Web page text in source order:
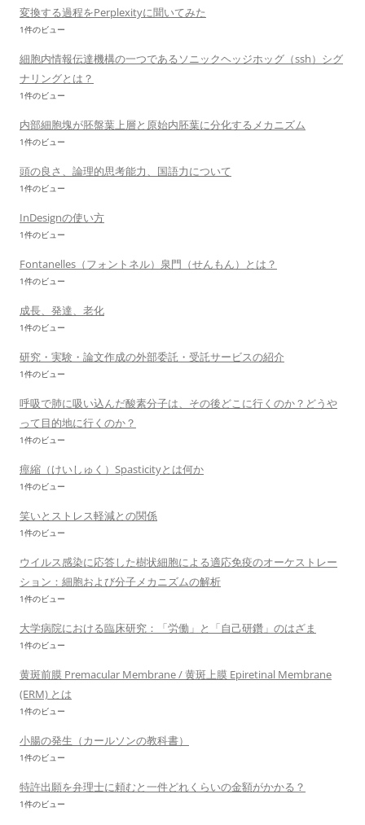
変換する過程をPerplexityに聞いてみた
1件のビュー
細胞内情報伝達機構の一つであるソニックヘッジホッグ（ssh）シグ
ナリングとは？
1件のビュー
内部細胞塊が胚盤葉上層と原始内胚葉に分化するメカニズム
1件のビュー
頭の良さ、論理的思考能力、国語力について
1件のビュー
InDesignの使い方
1件のビュー
Fontanelles（フォントネル）泉門（せんもん）とは？
1件のビュー
成長、発達、老化
1件のビュー
研究・実験・論文作成の外部委託・受託サービスの紹介
1件のビュー
呼吸で肺に吸い込んだ酸素分子は、その後どこに行くのか？どうや
って目的地に行くのか？
1件のビュー
痙縮（けいしゅく）Spasticityとは何か
1件のビュー
笑いとストレス軽減との関係
1件のビュー
ウイルス感染に応答した樹状細胞による適応免疫のオーケストレー
ション：細胞および分子メカニズムの解析
1件のビュー
大学病院における臨床研究：「労働」と「自己研鑽」のはざま
1件のビュー
黄斑前膜 Premacular Membrane / 黄斑上膜 Epiretinal Membrane
(ERM) とは
1件のビュー
小腸の発生（カールソンの教科書）
1件のビュー
特許出願を弁理士に頼むと一件どれくらいの金額がかかる？
1件のビュー